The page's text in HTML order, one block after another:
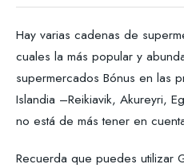
Hay varias cadenas de
cuales la más popular y
supermercados Bónus en las
Islandia –Reikiavik, Akureyri,
no está de más tener en
Recuerda que puedes utilizar